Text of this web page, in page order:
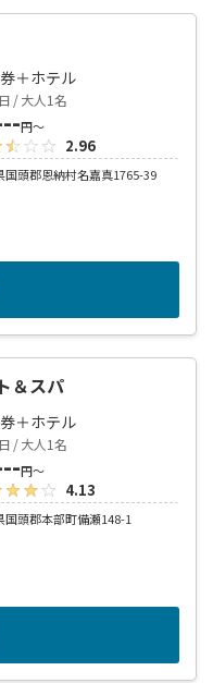
＋ホテル
/ 大人1名
円～
2.96
国頭郡恩納村名嘉真1765-39
＆スパ
＋ホテル
/ 大人1名
円～
4.13
国頭郡本部町備瀬148-1